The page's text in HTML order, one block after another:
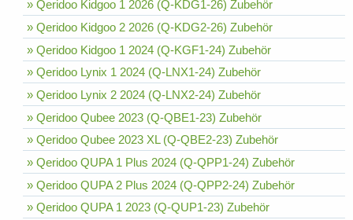
» Qeridoo Kidgoo 1 2026 (Q-KDG1-26) Zubehör
» Qeridoo Kidgoo 2 2026 (Q-KDG2-26) Zubehör
» Qeridoo Kidgoo 1 2024 (Q-KGF1-24) Zubehör
» Qeridoo Lynix 1 2024 (Q-LNX1-24) Zubehör
» Qeridoo Lynix 2 2024 (Q-LNX2-24) Zubehör
» Qeridoo Qubee 2023 (Q-QBE1-23) Zubehör
» Qeridoo Qubee 2023 XL (Q-QBE2-23) Zubehör
» Qeridoo QUPA 1 Plus 2024 (Q-QPP1-24) Zubehör
» Qeridoo QUPA 2 Plus 2024 (Q-QPP2-24) Zubehör
» Qeridoo QUPA 1 2023 (Q-QUP1-23) Zubehör